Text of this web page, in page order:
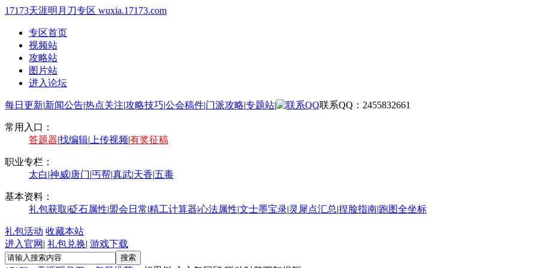
17173天涯明月刀专区 wuxia.17173.com
专区首页
视频站
攻略站
图片站
进入论坛
每日更新|新闻公告|热点关注|攻略技巧|公会稿件|门派攻略|专题站| 联系QQ：2455832661
常用入口：
答题器|找编辑| 上传视频|有奖征稿
职业专栏：
太白|神威|唐门|丐帮|真武|天香|五毒
基本资料：
礼包获取|砭石属性|盟会日常|精工计算器|心法属性|文士墨宝录|灵犀点汇总|捏脸指南|跑图全坐标
礼包活动 收藏本站
进入官网 | 礼包兑换| 游戏下载